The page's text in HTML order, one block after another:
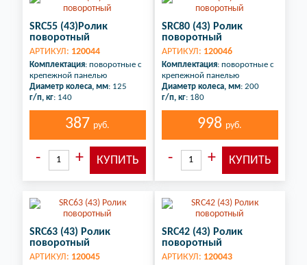
SRC55 (43)Ролик
поворотный
АРТИКУЛ: 120044
Комплектация: поворотные с
крепежной панелью
Диаметр колеса, мм: 125
г/п, кг: 140
387 руб.
SRC80 (43) Ролик
поворотный
АРТИКУЛ: 120046
Комплектация: поворотные с
крепежной панелью
Диаметр колеса, мм: 200
г/п, кг: 180
998 руб.
SRC63 (43) Ролик
поворотный
АРТИКУЛ: 120045
SRC42 (43) Ролик
поворотный
АРТИКУЛ: 120043